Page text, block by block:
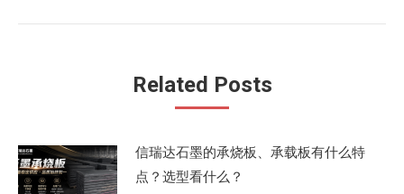
章：
Related Posts
信瑞达石墨的承烧板、承载板有什么特
点？选型看什么？